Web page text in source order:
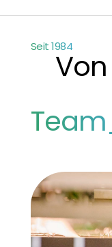
Seit 1984